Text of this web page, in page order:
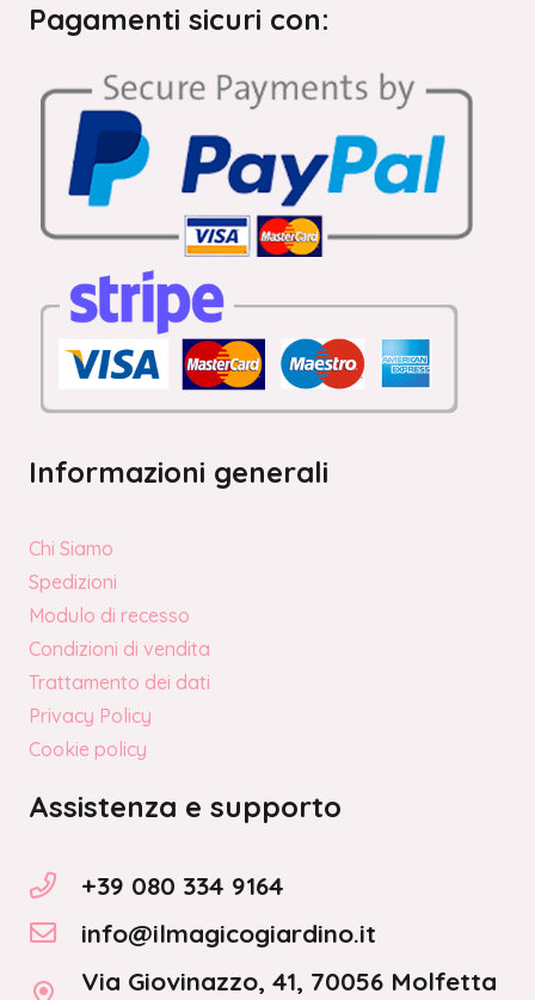
Pagamenti sicuri con:
Informazioni generali
Chi Siamo
Spedizioni
Modulo di recesso
Condizioni di vendita
Trattamento dei dati
Privacy Policy
Cookie policy
Assistenza e supporto
+39 080 334 9164
info@ilmagicogiardino.it
Via Giovinazzo, 41, 70056 Molfetta